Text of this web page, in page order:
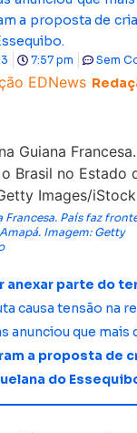
a proposta de
7:57 pm Sem
Francesa. País faz
Imagem: Getty
anexar parte do
causa tensão na
anunciou que mais
a proposta de
do